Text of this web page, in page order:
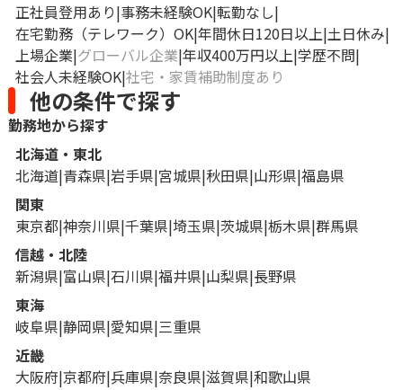
正社員登用あり 事務未経験OK 転勤なし
在宅勤務（テレワーク）OK 年間休日120日以上 土日休み
上場企業 グローバル企業 年収400万円以上 学歴不問
社会人未経験OK 社宅・家賃補助制度あり
他の条件で探す
勤務地から探す
北海道・東北
北海道 青森県 岩手県 宮城県 秋田県 山形県 福島県
関東
東京都 神奈川県 千葉県 埼玉県 茨城県 栃木県 群馬県
信越・北陸
新潟県 富山県 石川県 福井県 山梨県 長野県
東海
岐阜県 静岡県 愛知県 三重県
近畿
大阪府 京都府 兵庫県 奈良県 滋賀県 和歌山県